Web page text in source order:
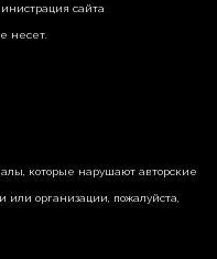
сайта
несет.
которые нарушают авторские
организации, пожалуйста,